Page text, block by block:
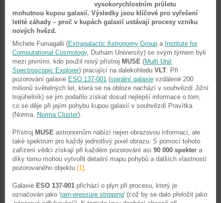
vysokorychlostním průletu
mohutnou kupou galaxií. Výsledky jsou klíčové pro vyřešení
letité záhady – proč v kupách galaxií ustávají procesy vzniku
nových hvězd.
Michele Fumagalli (Extragalactic Astronomy Group a Institute for
Computational Cosmology, Durham University) se svým týmem byli
mezi prvními, kdo použil nový přístroj MUSE (Multi Unit
Spectroscopic Explorer) pracující na dalekohledu VLT. Při
pozorování galaxie ESO 137-001 (spirální galaxie vzdálené 200
milionů světelných let, která se na obloze nachází v souhvězdí Jižní
trojúhelník) se jim podařilo získat dosud nejlepší informace o tom,
co se děje při jejím pohybu kupou galaxií v souhvězdí Pravítka
(Norma, Norma Cluster).
Přístroj MUSE astronomům nabízí nejen obrazovou informaci, ale
také spektrum pro každý jednotlivý pixel obrazu. S pomocí tohoto
zařízení vědci získají při každém pozorování asi 90 000 spekter a
díky tomu mohou vytvořit detailní mapu pohybů a dalších vlastností
pozorovaného objektu [1] .
Galaxie ESO 137-001 přichází o plyn při procesu, který je
označován jako 'ram-pressure stripping' (což by se dalo přeložit jako